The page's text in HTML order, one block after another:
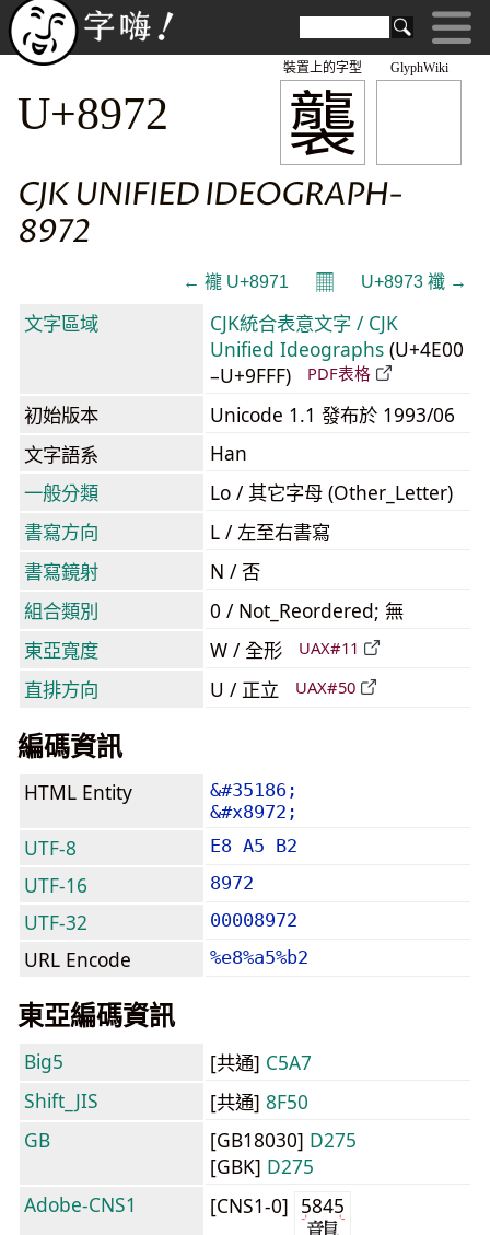
GlyphWiki
襲
裝置上的字型
U+8972
CJK UNIFIED IDEOGRAPH-
8972
← 襱 U+8971 𝄜 U+8973 襳 →
文字區域
CJK統合表意文字 / CJK
Unified Ideographs (U+4E00
–U+9FFF)
PDF表格
初始版本
Unicode 1.1 發布於 1993/06
文字語系
Han
一般分類
Lo / 其它字母 (Other_Letter)
書寫方向
L / 左至右書寫
書寫鏡射
N / 否
組合類別
0 / Not_Reordered; 無
東亞寬度
W / 全形 UAX#11
直排方向 U / 正立 UAX#50
編碼資訊
HTML Entity
&#35186;
&#x8972;
UTF-8 E8 A5 B2
UTF-16 8972
UTF-32 00008972
URL Encode %e8%a5%b2
東亞編碼資訊
Big5 [共通] C5A7
Shift_JIS
[共通] 8F50
GB
[GB18030] D275
[GBK] D275
Adobe-CNS1
[CNS1-0] 5845